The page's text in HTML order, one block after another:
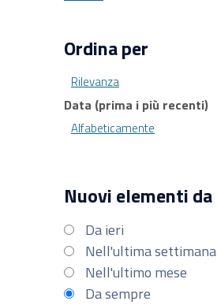
Ordina per
Rilevanza
Data (prima i più recenti)
Alfabeticamente
Nuovi elementi da
Da ieri
Nell'ultima settimana
Nell'ultimo mese
Da sempre